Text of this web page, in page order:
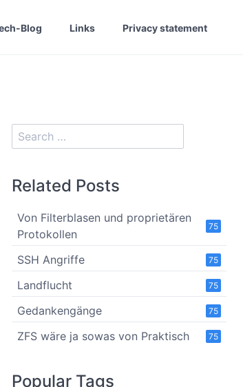
Blog Links Privacy statement
Related Posts
75
Von Filterblasen und proprietären
Protokollen
75
SSH Angriffe
75
Landflucht
75
Gedankengänge
75
ZFS wäre ja sowas von Praktisch
Popular Tags